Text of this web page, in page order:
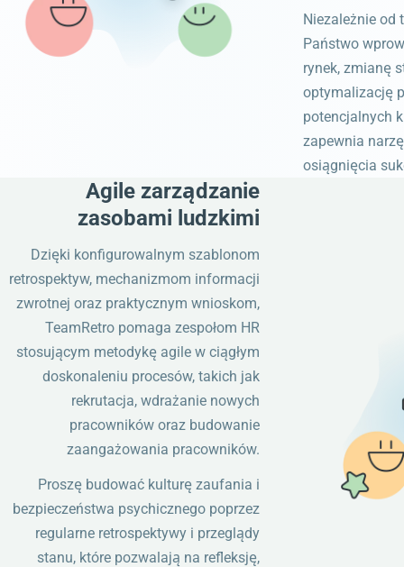
Niezależnie od
Państwo
rynek, zmianę
optymalizację
potencjalnych
zapewnia
osiągnięcia
Agile zarządzanie
zasobami ludzkimi
Dzięki konfigurowalnym szablonom
retrospektyw, mechanizmom informacji
zwrotnej oraz praktycznym wnioskom,
TeamRetro pomaga zespołom HR
stosującym metodykę agile w ciągłym
doskonaleniu procesów, takich jak
rekrutacja, wdrażanie nowych
pracowników oraz budowanie
zaangażowania pracowników.
Proszę budować kulturę zaufania i
bezpieczeństwa psychicznego poprzez
regularne retrospektywy i przeglądy
stanu, które pozwalają na refleksję,